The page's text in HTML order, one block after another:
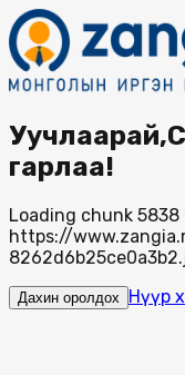
гарлаа!
Loading chunk
https://
Дахин оролдох Нүүр